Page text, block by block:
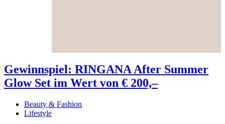
Gewinnspiel: RINGANA After Summer
Glow Set im Wert von € 200,–
Beauty & Fashion
Lifestyle